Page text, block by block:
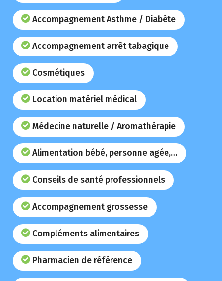
Accompagnement Asthme / Diabète
Accompagnement arrêt tabagique
Cosmétiques
Location matériel médical
Médecine naturelle / Aromathérapie
Alimentation bébé, personne agée,…
Conseils de santé professionnels
Accompagnement grossesse
Compléments alimentaires
Pharmacien de référence